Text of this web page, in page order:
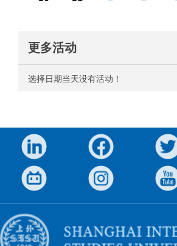
更多活动
选择日期当天没有活动！